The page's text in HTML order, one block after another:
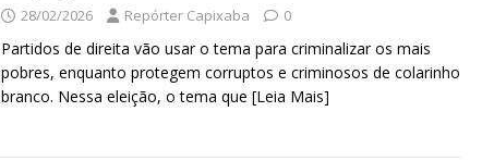
28/02/2026 Repórter Capixaba 0
Partidos de direita vão usar o tema para criminalizar os mais
pobres, enquanto protegem corruptos e criminosos de colarinho
branco. Nessa eleição, o tema que [Leia Mais]